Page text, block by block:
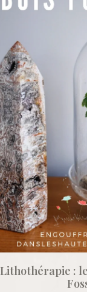
Lithothérapie :